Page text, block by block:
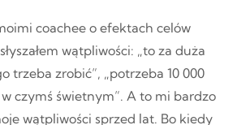
coachee o efektach celów
wątpliwości: „to za duża
trzeba zrobić”, „potrzeba 10 000
czymś świetnym”. A to mi bardzo
wątpliwości sprzed lat. Bo kiedy